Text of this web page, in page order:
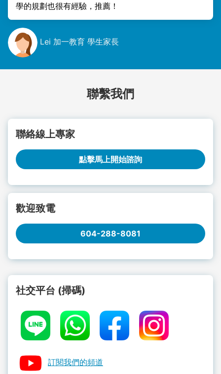
學的規劃也很有經驗，推薦！
Lei 加一教育 學生家長
聯繫我們
聯絡線上專家
點擊馬上開始諮詢
歡迎致電
604-288-8081
社交平台 (掃碼)
訂閱我們的頻道